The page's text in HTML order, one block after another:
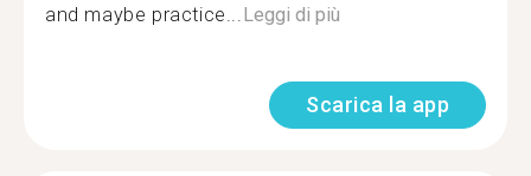
and maybe practice...Leggi di più
Scarica la app